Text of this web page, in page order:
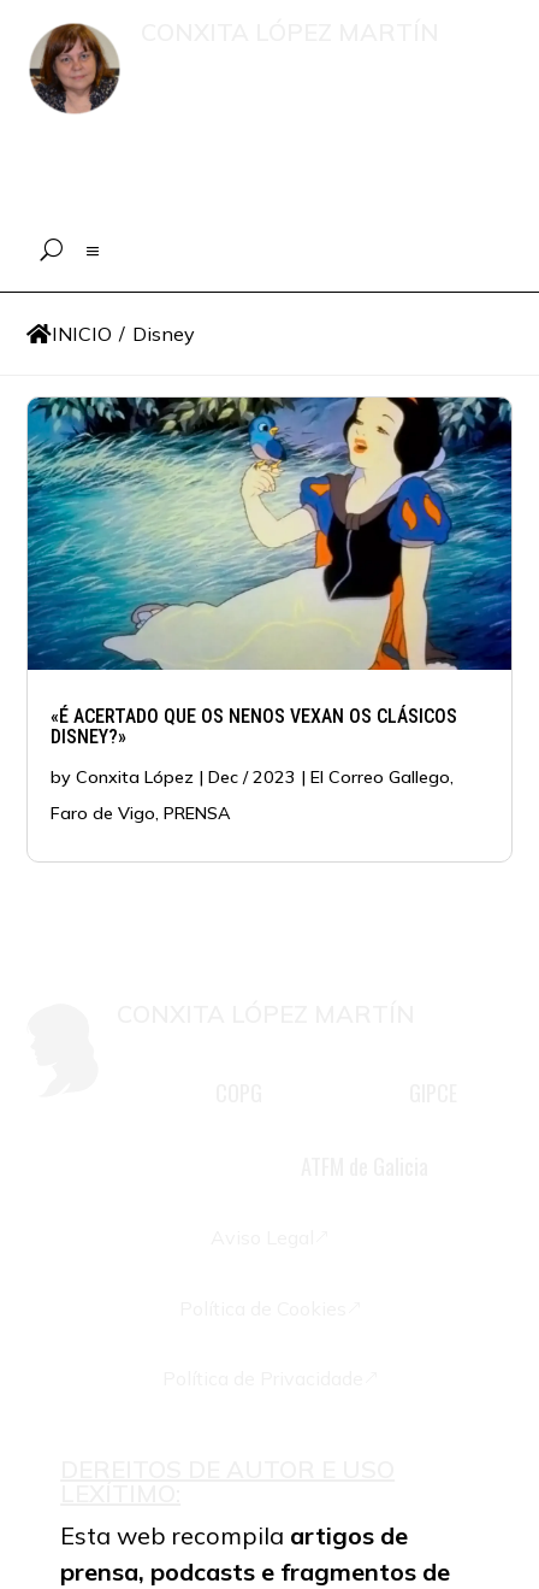
INICIO / Disney
«É ACERTADO QUE OS NENOS VEXAN OS CLÁSICOS
DISNEY?»
byConxita López |Dec / 2023 |El Correo Gallego,
Faro de Vigo,PRENSA
Esta web recompila artigos de
prensa, podcasts e fragmentos de